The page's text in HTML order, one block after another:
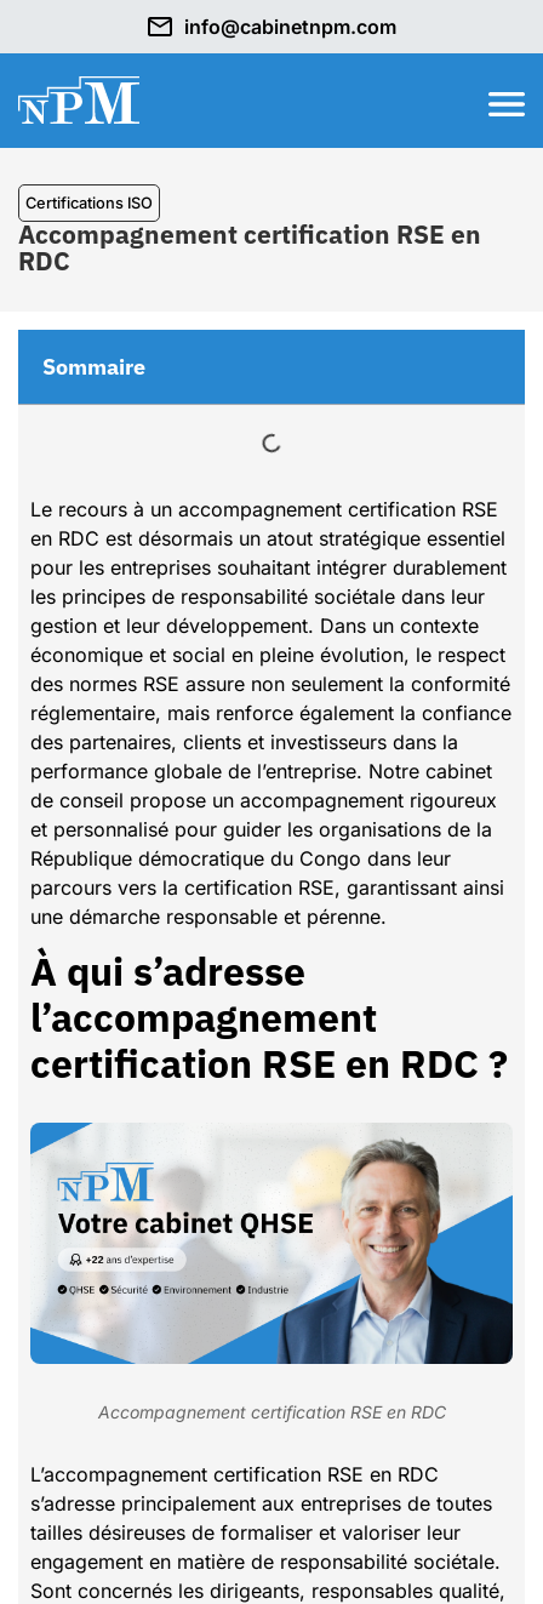
info@cabinetnpm.com
Certifications ISO
Accompagnement certification RSE en
RDC
Le recours à un accompagnement certification RSE
en RDC est désormais un atout stratégique essentiel
pour les entreprises souhaitant intégrer durablement
les principes de responsabilité sociétale dans leur
gestion et leur développement. Dans un contexte
économique et social en pleine évolution, le respect
des normes RSE assure non seulement la conformité
réglementaire, mais renforce également la confiance
des partenaires, clients et investisseurs dans la
performance globale de l’entreprise. Notre cabinet
de conseil propose un accompagnement rigoureux
et personnalisé pour guider les organisations de la
République démocratique du Congo dans leur
parcours vers la certification RSE, garantissant ainsi
une démarche responsable et pérenne.
À qui s’adresse
l’accompagnement
certification RSE en RDC ?
Accompagnement certification RSE en RDC
L’accompagnement certification RSE en RDC
s’adresse principalement aux entreprises de toutes
tailles désireuses de formaliser et valoriser leur
engagement en matière de responsabilité sociétale.
Sont concernés les dirigeants, responsables qualité,
Sommaire